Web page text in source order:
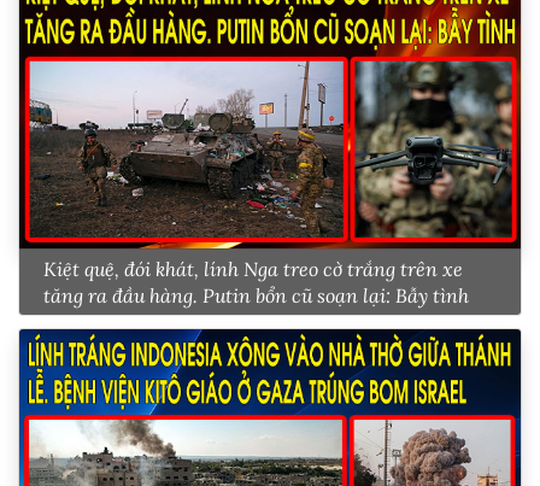
Kiệt quệ, đói khát, lính Nga treo cờ trắng trên xe
tăng ra đầu hàng. Putin bổn cũ soạn lại: Bẫy tình